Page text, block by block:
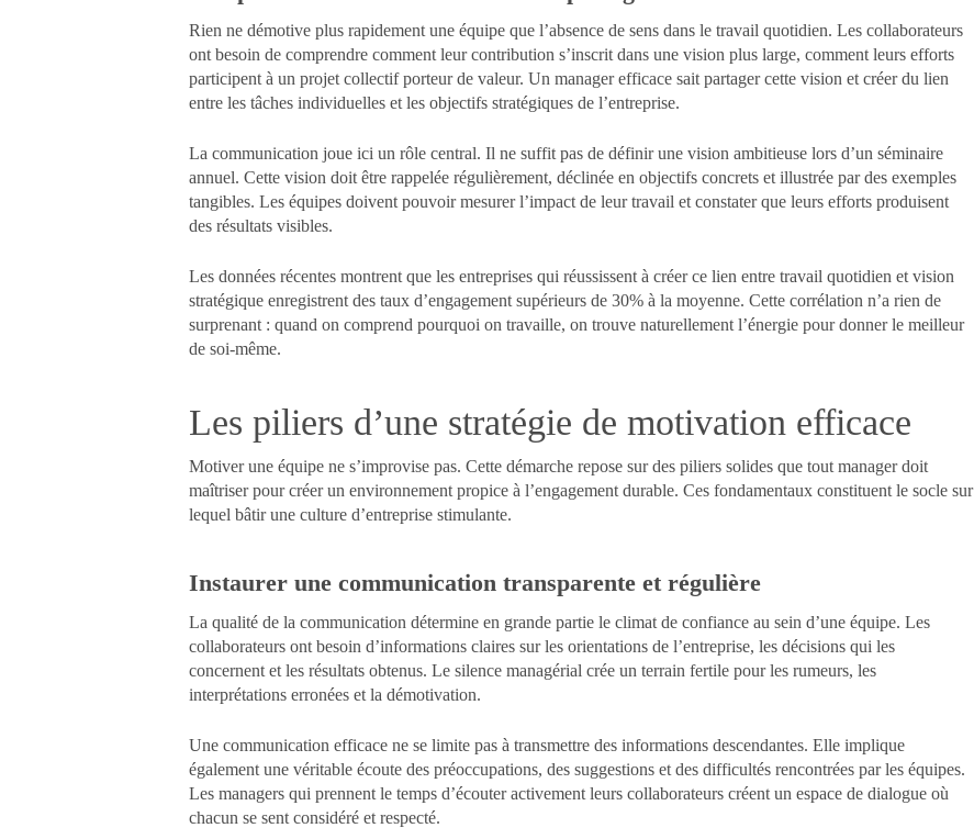
Rien ne démotive plus rapidement une équipe que l’absence de sens dans le travail quotidien. Les collaborateurs
ont besoin de comprendre comment leur contribution s’inscrit dans une vision plus large, comment leurs efforts
participent à un projet collectif porteur de valeur. Un manager efficace sait partager cette vision et créer du lien
entre les tâches individuelles et les objectifs stratégiques de l’entreprise.
La communication joue ici un rôle central. Il ne suffit pas de définir une vision ambitieuse lors d’un séminaire
annuel. Cette vision doit être rappelée régulièrement, déclinée en objectifs concrets et illustrée par des exemples
tangibles. Les équipes doivent pouvoir mesurer l’impact de leur travail et constater que leurs efforts produisent
des résultats visibles.
Les données récentes montrent que les entreprises qui réussissent à créer ce lien entre travail quotidien et vision
stratégique enregistrent des taux d’engagement supérieurs de 30% à la moyenne. Cette corrélation n’a rien de
surprenant : quand on comprend pourquoi on travaille, on trouve naturellement l’énergie pour donner le meilleur
de soi-même.
Les piliers d’une stratégie de motivation efficace
Motiver une équipe ne s’improvise pas. Cette démarche repose sur des piliers solides que tout manager doit
maîtriser pour créer un environnement propice à l’engagement durable. Ces fondamentaux constituent le socle sur
lequel bâtir une culture d’entreprise stimulante.
Instaurer une communication transparente et régulière
La qualité de la communication détermine en grande partie le climat de confiance au sein d’une équipe. Les
collaborateurs ont besoin d’informations claires sur les orientations de l’entreprise, les décisions qui les
concernent et les résultats obtenus. Le silence managérial crée un terrain fertile pour les rumeurs, les
interprétations erronées et la démotivation.
Une communication efficace ne se limite pas à transmettre des informations descendantes. Elle implique
également une véritable écoute des préoccupations, des suggestions et des difficultés rencontrées par les équipes.
Les managers qui prennent le temps d’écouter activement leurs collaborateurs créent un espace de dialogue où
chacun se sent considéré et respecté.